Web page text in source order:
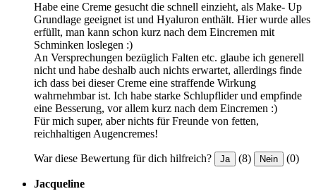
Habe eine Creme gesucht die schnell einzieht, als Make- Up
Grundlage geeignet ist und Hyaluron enthält. Hier wurde alles
erfüllt, man kann schon kurz nach dem Eincremen mit
Schminken loslegen :)
An Versprechungen bezüglich Falten etc. glaube ich generell
nicht und habe deshalb auch nichts erwartet, allerdings finde
ich dass bei dieser Creme eine straffende Wirkung
wahrnehmbar ist. Ich habe starke Schlupflider und empfinde
eine Besserung, vor allem kurz nach dem Eincremen :)
Für mich super, aber nichts für Freunde von fetten,
reichhaltigen Augencremes!
War diese Bewertung für dich hilfreich? Ja (8) Nein (0)
Jacqueline